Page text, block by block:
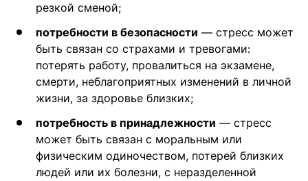
резкой сменой;
потребности в безопасности — стресс может
быть связан со страхами и тревогами:
потерять работу, провалиться на экзамене,
смерти, неблагоприятных изменений в личной
жизни, за здоровье близких;
потребность в принадлежности — стресс
может быть связан с моральным или
физическим одиночеством, потерей близких
людей или их болезни, с неразделенной